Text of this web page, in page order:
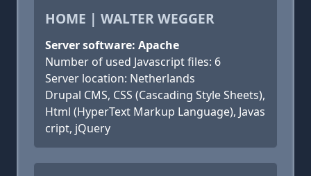
HOME | WALTER WEGGER
Server software: Apache
Number of used Javascript files: 6
Server location: Netherlands
Drupal CMS, CSS (Cascading Style Sheets),
Html (HyperText Markup Language), Javas
cript, jQuery